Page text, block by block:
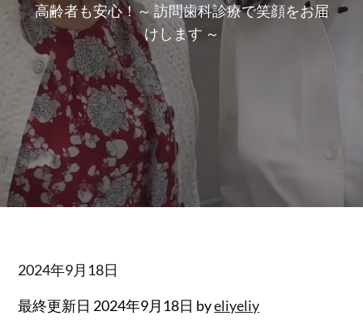
高齢者も安心！～ 訪問歯科診療で笑顔をお届
けします ～
Posted
2024年9月18日
最終更新日 2024年9月18日 byeliyeliy